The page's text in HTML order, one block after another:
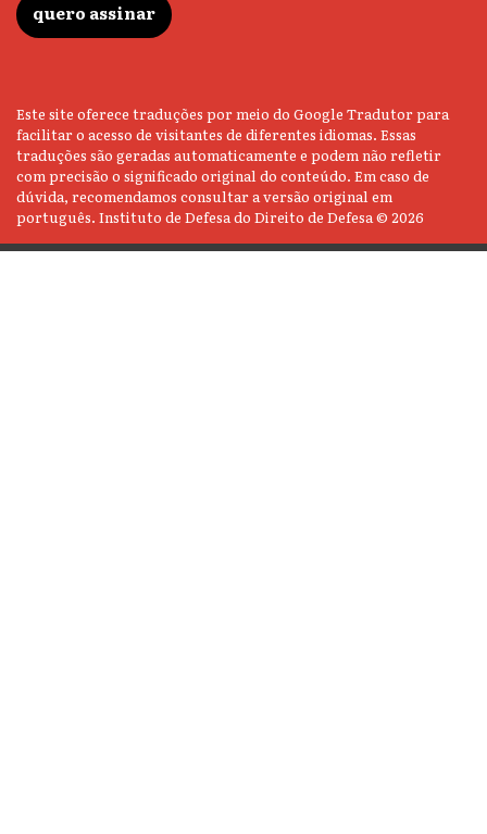
quero assinar
Este site oferece traduções por meio do Google Tradutor para
facilitar o acesso de visitantes de diferentes idiomas. Essas
traduções são geradas automaticamente e podem não refletir
com precisão o significado original do conteúdo. Em caso de
dúvida, recomendamos consultar a versão original em
português. Instituto de Defesa do Direito de Defesa © 2026